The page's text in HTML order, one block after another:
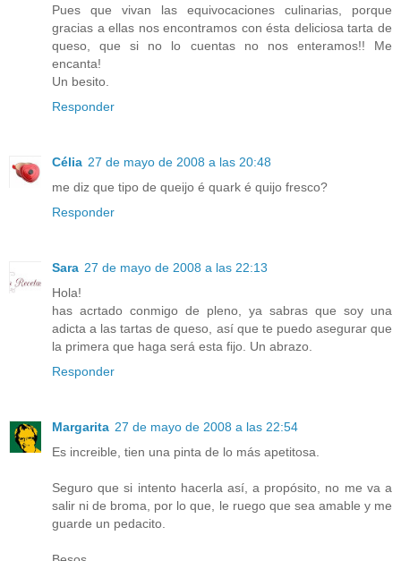
Pues que vivan las equivocaciones culinarias, porque
gracias a ellas nos encontramos con ésta deliciosa tarta de
queso, que si no lo cuentas no nos enteramos!! Me
encanta!
Un besito.
Responder
Célia 27 de mayo de 2008 a las 20:48
me diz que tipo de queijo é quark é quijo fresco?
Responder
Sara 27 de mayo de 2008 a las 22:13
Hola!
has acrtado conmigo de pleno, ya sabras que soy una
adicta a las tartas de queso, así que te puedo asegurar que
la primera que haga será esta fijo. Un abrazo.
Responder
Margarita 27 de mayo de 2008 a las 22:54
Es increible, tien una pinta de lo más apetitosa.
Seguro que si intento hacerla así, a propósito, no me va a
salir ni de broma, por lo que, le ruego que sea amable y me
guarde un pedacito.